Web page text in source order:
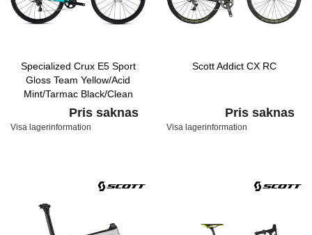
Specialized Crux E5 Sport
Gloss Team Yellow/Acid
Mint/Tarmac Black/Clean
Pris saknas
Visa lagerinformation
Scott Addict CX RC
Pris saknas
Visa lagerinformation